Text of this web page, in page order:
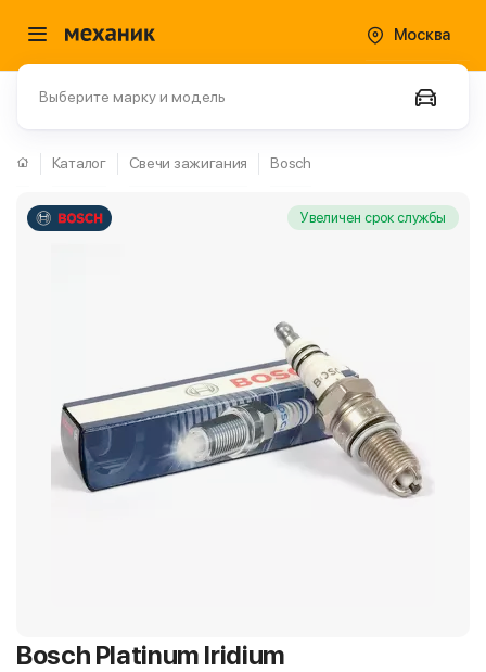
Москва
Выберите марку и модель
Каталог Свечи зажигания Bosch
Увеличен срок службы
Bosch Platinum Iridium